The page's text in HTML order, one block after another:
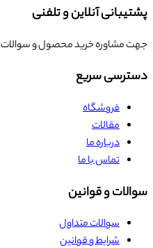
پشتیبانی آنلاین و تلفنی
جهت مشاوره خرید محصول و سوالات
دسترسی سریع
فروشگاه
مقالات
درباره ما
تماس با ما
سوالات و قوانین
سوالات متداول
شرایط و قوانین